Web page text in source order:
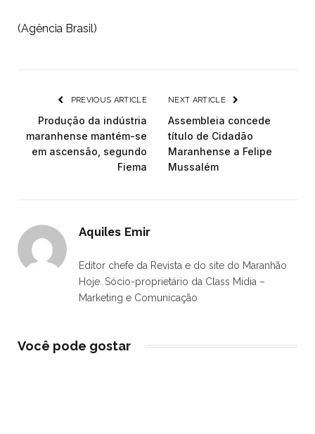
(Agência Brasil)
PREVIOUS ARTICLE
Produção da indústria
maranhense mantém-se
em ascensão, segundo
Fiema
NEXT ARTICLE
Assembleia concede
título de Cidadão
Maranhense a Felipe
Mussalém
Aquiles Emir
Editor chefe da Revista e do site do Maranhão
Hoje. Sócio-proprietário da Class Mídia –
Marketing e Comunicação
Você pode gostar